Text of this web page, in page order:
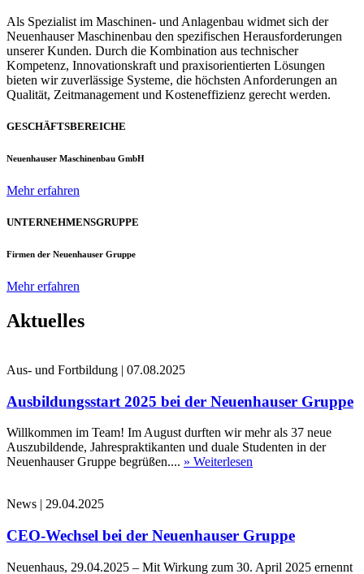
Als Spezialist im Maschinen- und Anlagenbau widmet sich der
Neuenhauser Maschinenbau den spezifischen Herausforderungen
unserer Kunden. Durch die Kombination aus technischer
Kompetenz, Innovationskraft und praxisorientierten Lösungen
bieten wir zuverlässige Systeme, die höchsten Anforderungen an
Qualität, Zeitmanagement und Kosteneffizienz gerecht werden.
GESCHÄFTSBEREICHE
Neuenhauser Maschinenbau GmbH
Mehr erfahren
UNTERNEHMENSGRUPPE
Firmen der Neuenhauser Gruppe
Mehr erfahren
Aktuelles
Aus- und Fortbildung | 07.08.2025
Ausbildungsstart 2025 bei der Neuenhauser Gruppe
Willkommen im Team! Im August durften wir mehr als 37 neue
Auszubildende, Jahrespraktikanten und duale Studenten in der
Neuenhauser Gruppe begrüßen.... » Weiterlesen
News | 29.04.2025
CEO-Wechsel bei der Neuenhauser Gruppe
Neuenhaus, 29.04.2025 – Mit Wirkung zum 30. April 2025 ernennt